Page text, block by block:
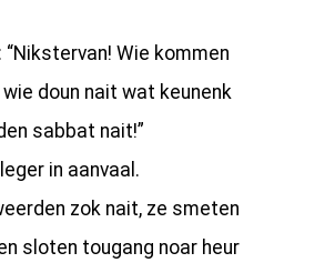
Wie kommen
doun nait wat keunenk
sabbat nait!”
in aanvaal.
zok nait, ze smeten
sloten tougang noar heur